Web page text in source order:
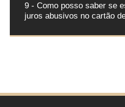
9 - Como posso saber se
juros abusivos no cartão